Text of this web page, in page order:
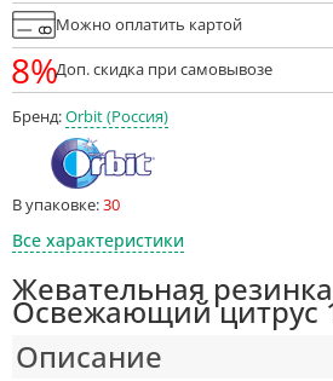
Можно оплатить картой
8%Доп. скидка при самовывозе
Бренд:Orbit (Россия)
В упаковке:30
Все характеристики
Жевательная
Освежающий цитрус
Описание